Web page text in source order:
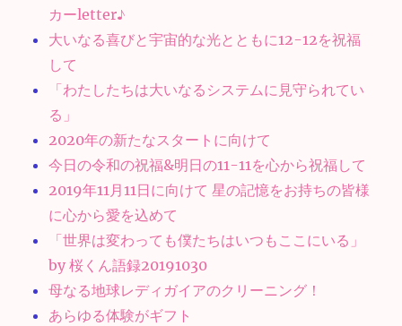
カーletter♪
大いなる喜びと宇宙的な光とともに12-12を祝福
して
「わたしたちは大いなるシステムに見守られてい
る」
2020年の新たなスタートに向けて
今日の令和の祝福&明日の11-11を心から祝福して
2019年11月11日に向けて 星の記憶をお持ちの皆様
に心から愛を込めて
「世界は変わっても僕たちはいつもここにいる」
by 桜くん語録20191030
母なる地球レディガイアのクリーニング！
あらゆる体験がギフト